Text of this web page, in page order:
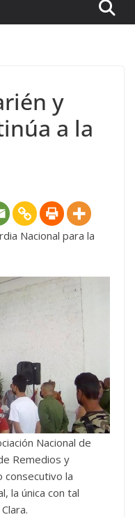
y
a la
Nacional para la
Nacional de
Remedios y
consecutivo la
la única con tal